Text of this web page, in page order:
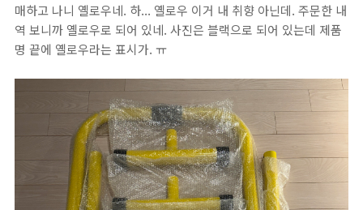
매하고 나니 옐로우네. 하... 옐로우 이거 내 취향 아닌데. 주문한 내
역 보니까 옐로우로 되어 있네. 사진은 블랙으로 되어 있는데 제품
명 끝에 옐로우라는 표시가. ㅠ